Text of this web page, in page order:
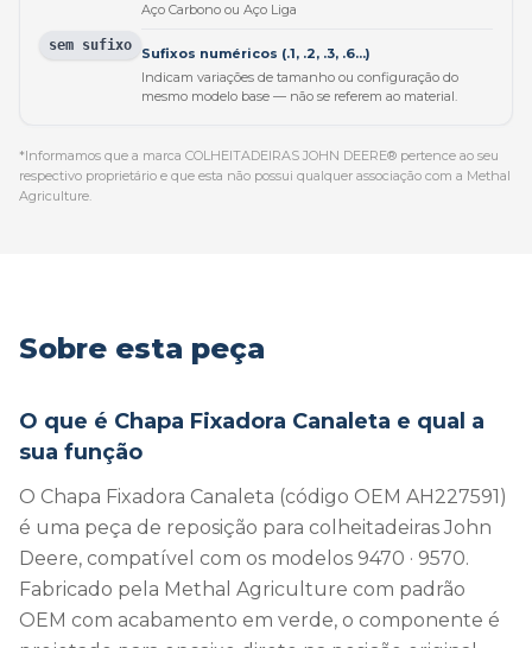
sem sufixo
Aço Carbono ou Aço Liga
Sufixos numéricos (.1, .2, .3, .6...)
Indicam variações de tamanho ou configuração do
mesmo modelo base — não se referem ao material.
*Informamos que a marca COLHEITADEIRAS JOHN DEERE® pertence ao seu
respectivo proprietário e que esta não possui qualquer associação com a Methal
Agriculture.
Sobre esta peça
O que é Chapa Fixadora Canaleta e qual a
sua função
O Chapa Fixadora Canaleta (código OEM AH227591)
é uma peça de reposição para colheitadeiras John
Deere, compatível com os modelos 9470 · 9570.
Fabricado pela Methal Agriculture com padrão
OEM com acabamento em verde, o componente é